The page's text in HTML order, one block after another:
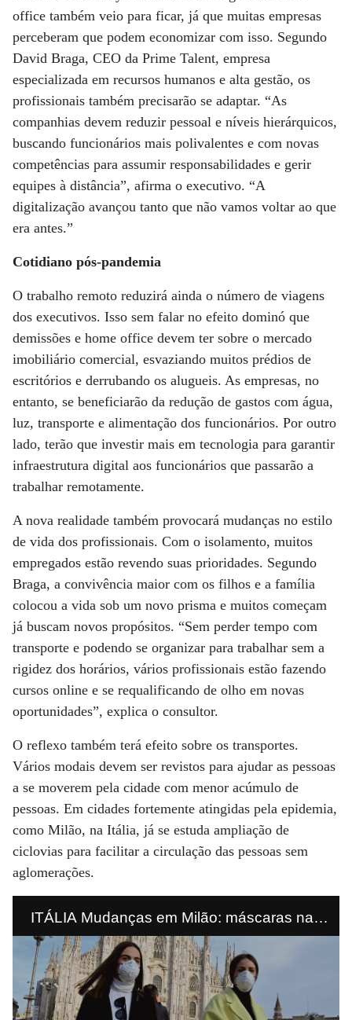
office também veio para ficar, já que muitas empresas
perceberam que podem economizar com isso. Segundo
David Braga, CEO da Prime Talent, empresa
especializada em recursos humanos e alta gestão, os
profissionais também precisarão se adaptar. “As
companhias devem reduzir pessoal e níveis hierárquicos,
buscando funcionários mais polivalentes e com novas
competências para assumir responsabilidades e gerir
equipes à distância”, afirma o executivo. “A
digitalização avançou tanto que não vamos voltar ao que
era antes.”
Cotidiano pós-pandemia
O trabalho remoto reduzirá ainda o número de viagens
dos executivos. Isso sem falar no efeito dominó que
demissões e home office devem ter sobre o mercado
imobiliário comercial, esvaziando muitos prédios de
escritórios e derrubando os alugueis. As empresas, no
entanto, se beneficiarão da redução de gastos com água,
luz, transporte e alimentação dos funcionários. Por outro
lado, terão que investir mais em tecnologia para garantir
infraestrutura digital aos funcionários que passarão a
trabalhar remotamente.
A nova realidade também provocará mudanças no estilo
de vida dos profissionais. Com o isolamento, muitos
empregados estão revendo suas prioridades. Segundo
Braga, a convivência maior com os filhos e a família
colocou a vida sob um novo prisma e muitos começam
já buscam novos propósitos. “Sem perder tempo com
transporte e podendo se organizar para trabalhar sem a
rigidez dos horários, vários profissionais estão fazendo
cursos online e se requalificando de olho em novas
oportunidades”, explica o consultor.
O reflexo também terá efeito sobre os transportes.
Vários modais devem ser revistos para ajudar as pessoas
a se moverem pela cidade com menor acúmulo de
pessoas. Em cidades fortemente atingidas pela epidemia,
como Milão, na Itália, já se estuda ampliação de
ciclovias para facilitar a circulação das pessoas sem
aglomerações.
ITÁLIA Mudanças em Milão: máscaras nas
ruas e ampliação de ciclovias para evitar
aglomerações